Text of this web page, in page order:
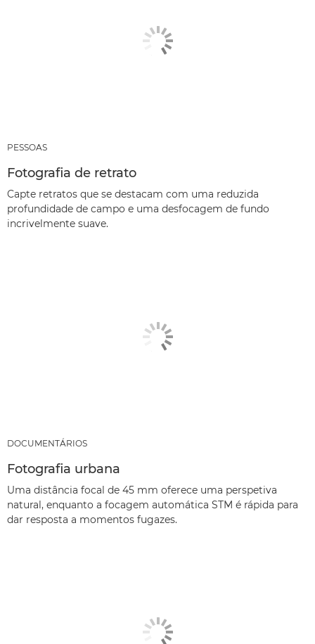
PESSOAS
Fotografia de retrato
Capte retratos que se destacam com uma reduzida
profundidade de campo e uma desfocagem de fundo
incrivelmente suave.
DOCUMENTÁRIOS
Fotografia urbana
Uma distância focal de 45 mm oferece uma perspetiva
natural, enquanto a focagem automática STM é rápida para
dar resposta a momentos fugazes.